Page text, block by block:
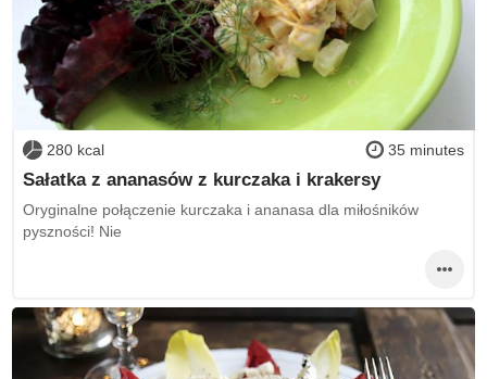
280 kcal 35 minutes
Sałatka z ananasów z kurczaka i krakersy
Oryginalne połączenie kurczaka i ananasa dla miłośników
pyszności! Nie